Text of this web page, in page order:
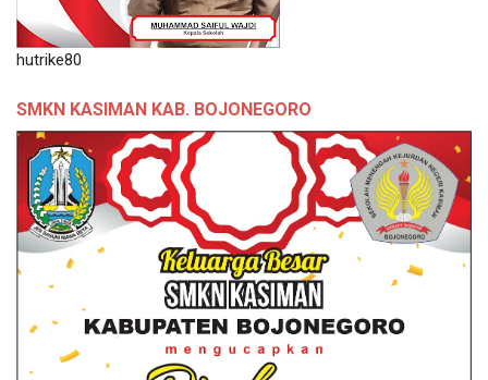
hutrike80
SMKN KASIMAN KAB. BOJONEGORO